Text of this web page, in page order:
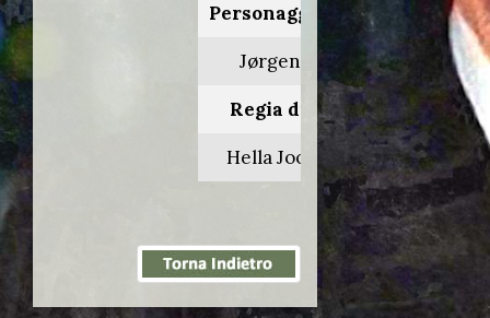
Personaggio:
Jørgen
Regia di:
Hella Joof